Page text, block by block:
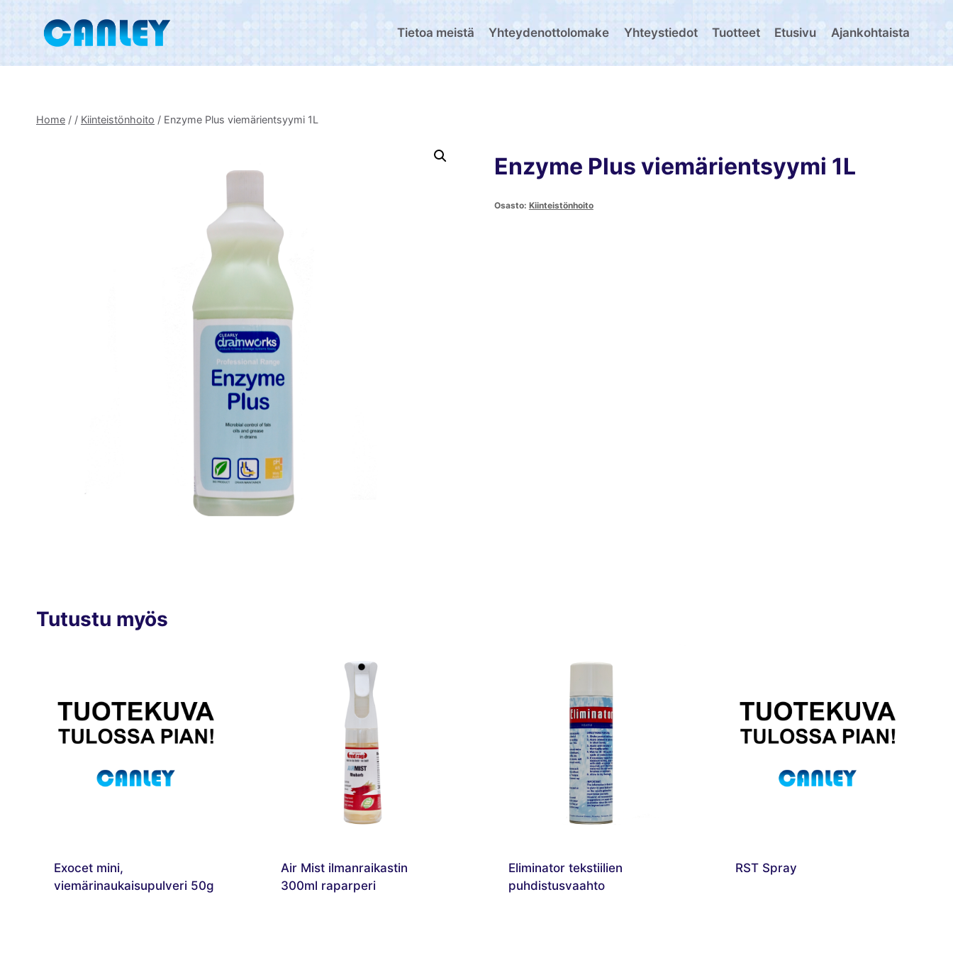
Tietoa meistä Yhteydenottolomake Yhteystiedot Tuotteet Etusivu Ajankohtaista
Home / / Kiinteistönhoito / Enzyme Plus viemärientsyymi 1L
Enzyme Plus viemärientsyymi 1L
Osasto: Kiinteistönhoito
Tutustu myös
Exocet mini,
viemärinaukaisupulveri 50g
Air Mist ilmanraikastin
300ml raparperi
Eliminator tekstiilien
puhdistusvaahto
RST Spray